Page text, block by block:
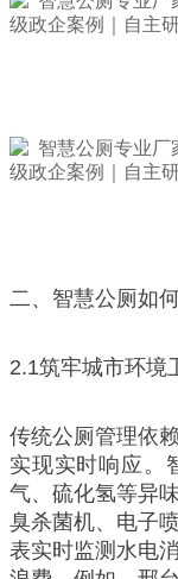
二、智慧公厕如
2.1筑牢城市环境
传统公厕管理依
实现实时响应。
气、硫化氢等异
臭杀菌机、电子
表实时监测水电